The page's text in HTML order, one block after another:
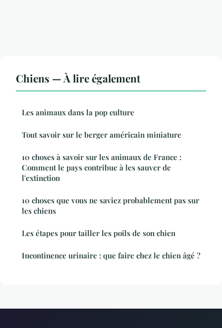
Chiens — À lire également
Les animaux dans la pop culture
Tout savoir sur le berger américain miniature
10 choses à savoir sur les animaux de France :
Comment le pays contribue à les sauver de
l'extinction
10 choses que vous ne saviez probablement pas sur
les chiens
Les étapes pour tailler les poils de son chien
Incontinence urinaire : que faire chez le chien âgé ?